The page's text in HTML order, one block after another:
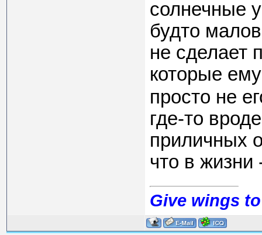
солнечные
будто
не сделает
которые
просто не
где-то
приличных
что в
Give wings